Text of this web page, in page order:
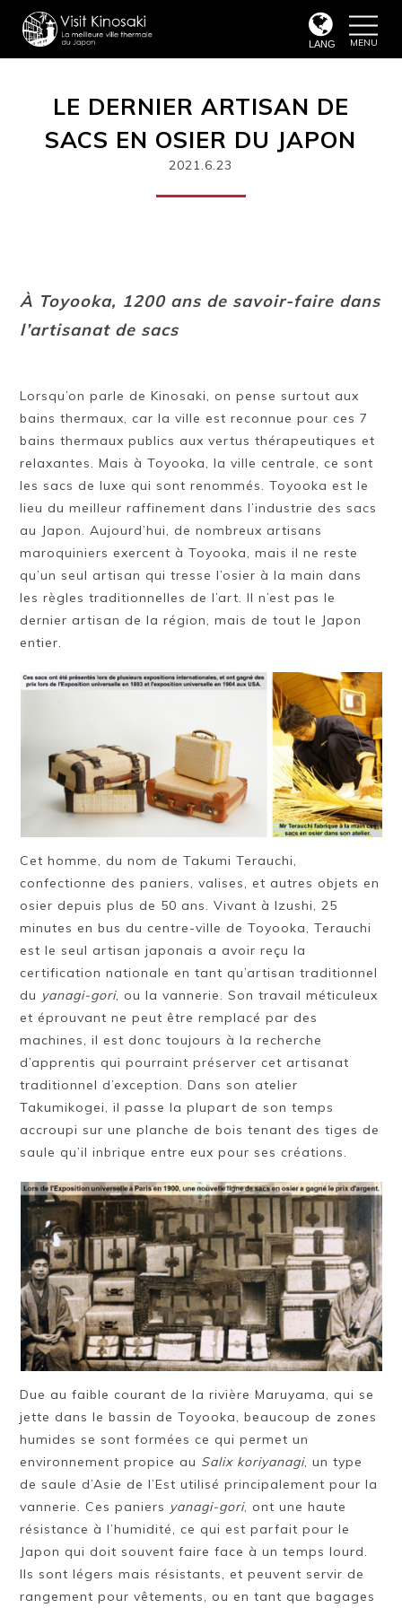
LANG
toggle
LE DERNIER ARTISAN DE
SACS EN OSIER DU JAPON
2021.6.23
À Toyooka, 1200 ans de savoir-faire dans
l’artisanat de sacs
Lorsqu’on parle de Kinosaki, on pense surtout aux
bains thermaux, car la ville est reconnue pour ces 7
bains thermaux publics aux vertus thérapeutiques et
relaxantes. Mais à Toyooka, la ville centrale, ce sont
les sacs de luxe qui sont renommés. Toyooka est le
lieu du meilleur raffinement dans l’industrie des sacs
au Japon. Aujourd’hui, de nombreux artisans
maroquiniers exercent à Toyooka, mais il ne reste
qu’un seul artisan qui tresse l’osier à la main dans
les règles traditionnelles de l’art. Il n’est pas le
dernier artisan de la région, mais de tout le Japon
entier.
Cet homme, du nom de Takumi Terauchi,
confectionne des paniers, valises, et autres objets en
osier depuis plus de 50 ans. Vivant à Izushi, 25
minutes en bus du centre-ville de Toyooka, Terauchi
est le seul artisan japonais a avoir reçu la
certification nationale en tant qu’artisan traditionnel
du yanagi-gori, ou la vannerie. Son travail méticuleux
et éprouvant ne peut être remplacé par des
machines, il est donc toujours à la recherche
d’apprentis qui pourraint préserver cet artisanat
traditionnel d’exception. Dans son atelier
Takumikogei, il passe la plupart de son temps
accroupi sur une planche de bois tenant des tiges de
saule qu’il inbrique entre eux pour ses créations.
Due au faible courant de la rivière Maruyama, qui se
jette dans le bassin de Toyooka, beaucoup de zones
humides se sont formées ce qui permet un
environnement propice au Salix koriyanagi, un type
de saule d’Asie de l’Est utilisé principalement pour la
vannerie. Ces paniers yanagi-gori, ont une haute
résistance à l’humidité, ce qui est parfait pour le
Japon qui doit souvent faire face à un temps lourd.
Ils sont légers mais résistants, et peuvent servir de
rangement pour vêtements, ou en tant que bagages